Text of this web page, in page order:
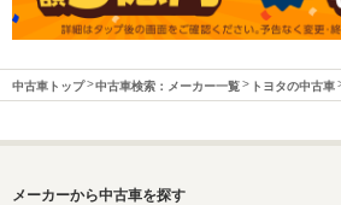
中古車トップ 中古車検索：メーカー一覧 トヨタの中古車
メーカーから中古車を探す